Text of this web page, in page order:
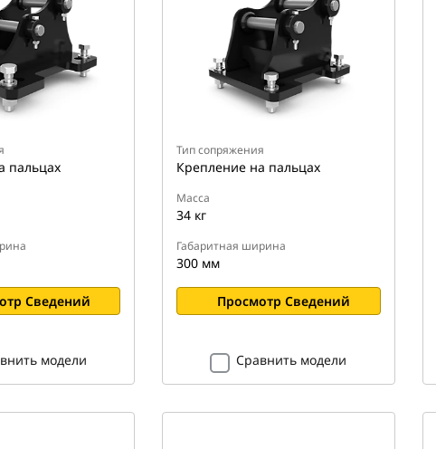
пальцах
Сведений
модели
Тип сопряжения
Крепление на пальцах
Масса
34 кг
Габаритная ширина
300 мм
Просмотр Сведений
Сравнить модели